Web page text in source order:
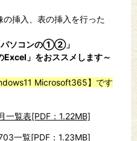
挿入、表の挿入を行った
ソコンの①②」
」をおススメします～
Microsoft365】です
一覧表[PDF：1.22MB]
一覧[PDF：1.23MB]